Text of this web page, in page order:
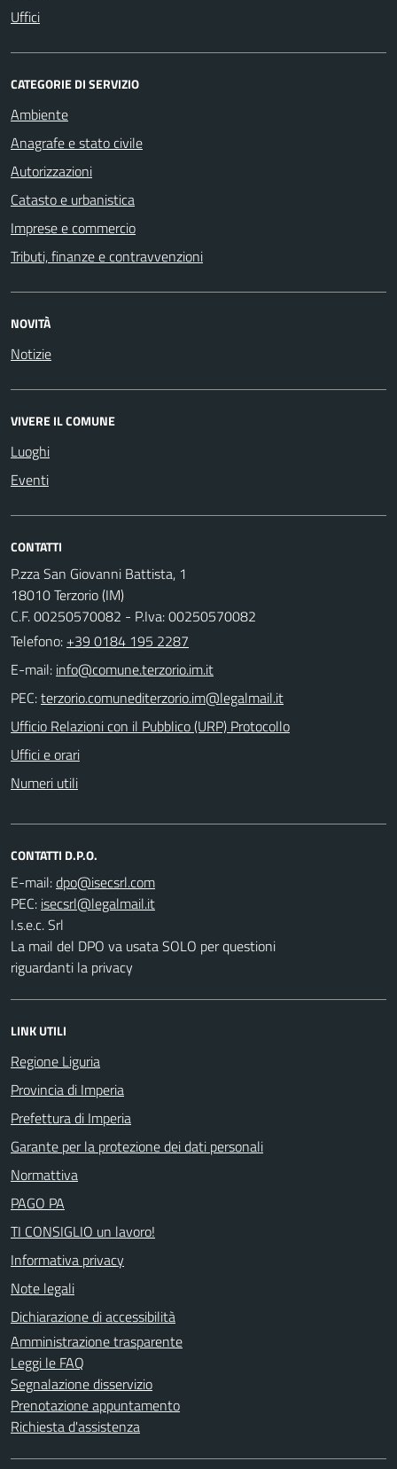
Uffici
CATEGORIE DI SERVIZIO
Ambiente
Anagrafe e stato civile
Autorizzazioni
Catasto e urbanistica
Imprese e commercio
Tributi, finanze e contravvenzioni
NOVITÀ
Notizie
VIVERE IL COMUNE
Luoghi
Eventi
CONTATTI
P.zza San Giovanni Battista, 1
18010 Terzorio (IM)
C.F. 00250570082 - P.Iva: 00250570082
Telefono: +39 0184 195 2287
E-mail:
PEC:
Ufficio Relazioni con il Pubblico (URP) Protocollo
Uffici e orari
Numeri utili
CONTATTI D.P.O.
E-mail:
PEC:
I.s.e.c. Srl
La mail del DPO va usata SOLO per questioni
riguardanti la privacy
LINK UTILI
Regione Liguria
Provincia di Imperia
Prefettura di Imperia
Garante per la protezione dei dati personali
Normattiva
PAGO PA
TI CONSIGLIO un lavoro!
Informativa privacy
Note legali
Dichiarazione di accessibilità
Amministrazione trasparente
Leggi le FAQ
Segnalazione disservizio
Prenotazione appuntamento
Richiesta d'assistenza